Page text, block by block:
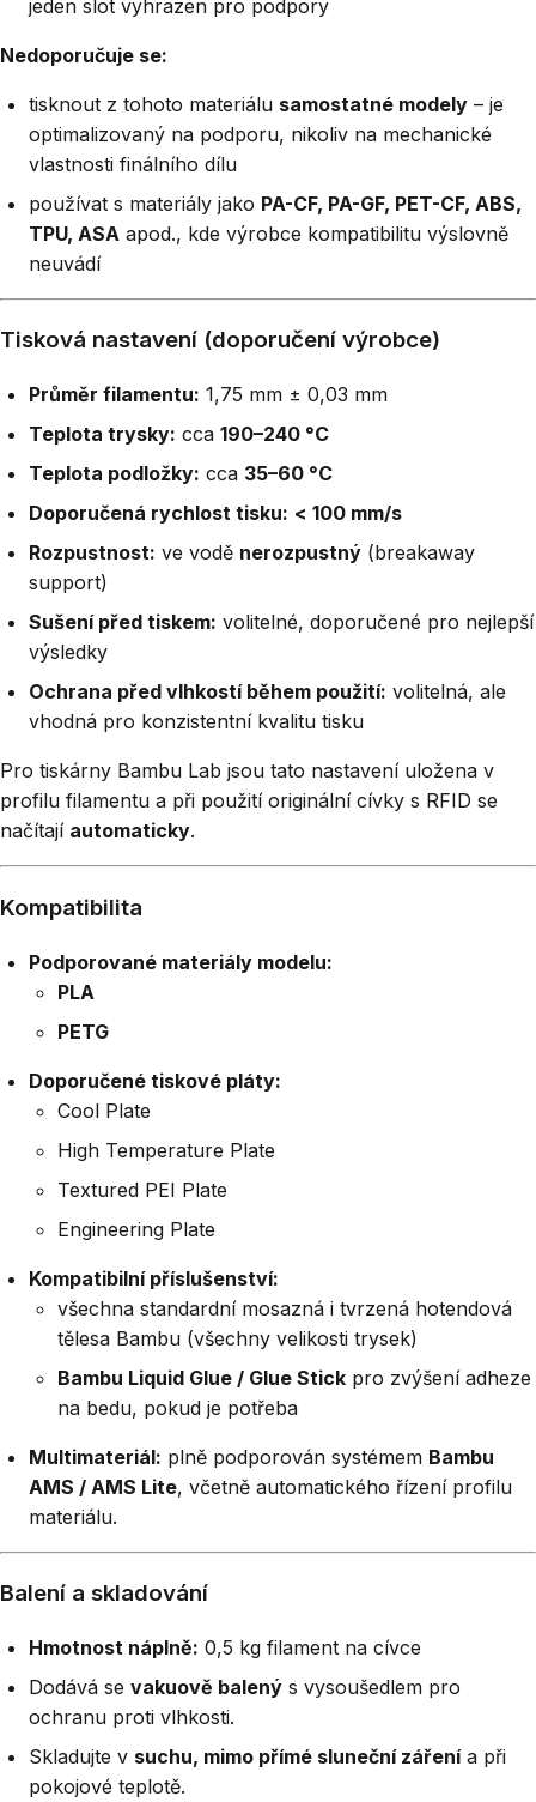
jeden slot vyhrazen pro podpory
Nedoporučuje se:
tisknout z tohoto materiálu samostatné modely – je
optimalizovaný na podporu, nikoliv na mechanické
vlastnosti finálního dílu
používat s materiály jako PA-CF, PA-GF, PET-CF, ABS,
TPU, ASA apod., kde výrobce kompatibilitu výslovně
neuvádí
Tisková nastavení (doporučení výrobce)
Průměr filamentu: 1,75 mm ± 0,03 mm
Teplota trysky: cca 190–240 °C
Teplota podložky: cca 35–60 °C
Doporučená rychlost tisku: < 100 mm/s
Rozpustnost: ve vodě nerozpustný (breakaway
support)
Sušení před tiskem: volitelné, doporučené pro nejlepší
výsledky
Ochrana před vlhkostí během použití: volitelná, ale
vhodná pro konzistentní kvalitu tisku
Pro tiskárny Bambu Lab jsou tato nastavení uložena v
profilu filamentu a při použití originální cívky s RFID se
načítají automaticky.
Kompatibilita
Podporované materiály modelu:
PLA
PETG
Doporučené tiskové pláty:
Cool Plate
High Temperature Plate
Textured PEI Plate
Engineering Plate
Kompatibilní příslušenství:
všechna standardní mosazná i tvrzená hotendová
tělesa Bambu (všechny velikosti trysek)
Bambu Liquid Glue / Glue Stick pro zvýšení adheze
na bedu, pokud je potřeba
Multimateriál: plně podporován systémem Bambu
AMS / AMS Lite, včetně automatického řízení profilu
materiálu.
Balení a skladování
Hmotnost náplně: 0,5 kg filament na cívce
Dodává se vakuově balený s vysoušedlem pro
ochranu proti vlhkosti.
Skladujte v suchu, mimo přímé sluneční zářenía při
pokojové teplotě.